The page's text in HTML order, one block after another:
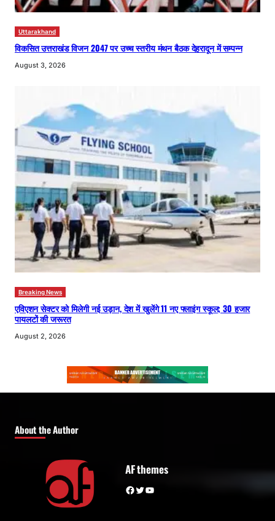
Uttarakhand
विकसित उत्तराखंड विजन 2047 पर उच्च स्तरीय मंथन बैठक देहरादून में सम्पन्न
August 3, 2026
Breaking News
एविएशन सेक्टर को मिलेगी नई उड़ान, देश में खुलेंगे 11 नए फ्लाइंग स्कूल; 30 हजार
पायलटों की जरूरत
August 2, 2026
About the Author
AF themes
Facebook Twitter YouTube